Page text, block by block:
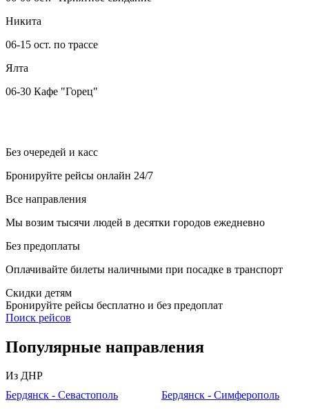
Никита
06-15 ост. по трассе
Ялта
06-30 Кафе "Горец"
Без очередей и касс
Бронируйте рейсы онлайн 24/7
Все направления
Мы возим тысячи людей в десятки городов ежедневно
Без предоплаты
Оплачивайте билеты наличными при посадке в транспорт
Скидки детям
Бронируйте рейсы бесплатно и без предоплат
Поиск рейсов
Популярные направления
Из ДНР
Бердянск - Севастополь
Бердянск - Симферополь